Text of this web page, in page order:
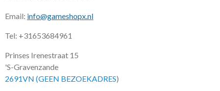
Email: info@gameshopx.nl
Tel: +31653684961
Prinses Irenestraat 15
'S-Gravenzande
2691VN (GEEN BEZOEKADRES)